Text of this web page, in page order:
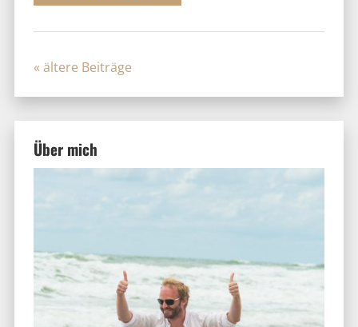
Über mich